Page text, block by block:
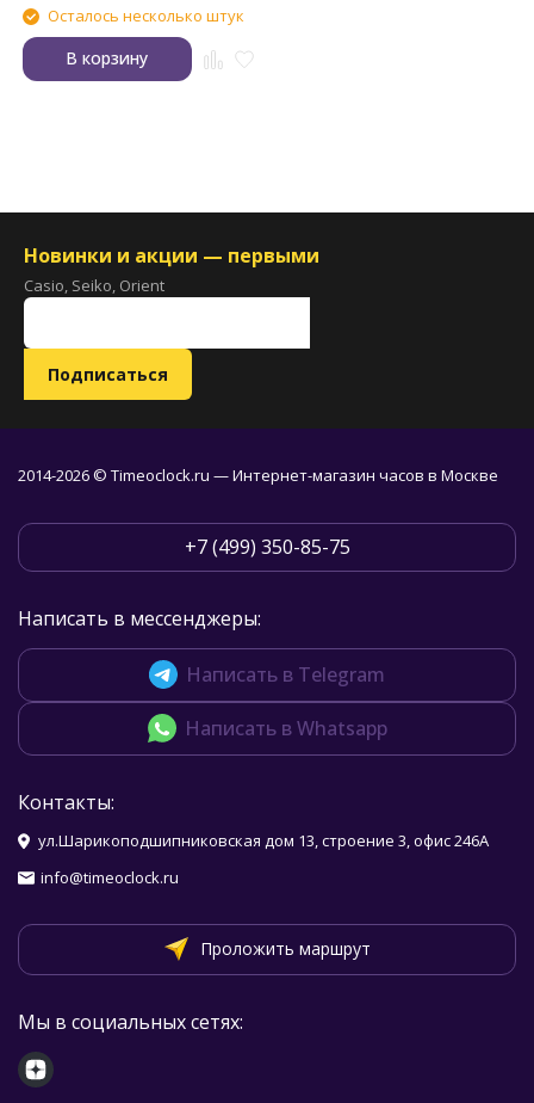
Осталось несколько штук
В корзину
Новинки и акции — первыми
Casio, Seiko, Orient
2014-2026 © Timeoclock.ru — Интернет-магазин часов в Москве
+7 (499) 350-85-75
Написать в мессенджеры:
Написать в Telegram
Написать в Whatsapp
Контакты:
ул.Шарикоподшипниковская дом 13, строение 3, офис 246А
info@timeoclock.ru
Проложить маршрут
Мы в социальных сетях: